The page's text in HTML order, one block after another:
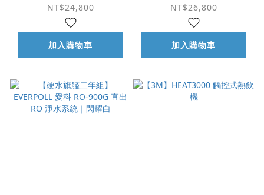
統｜閃耀白
NT$24,800
加入購物車
統
NT$26,800
加入購物車